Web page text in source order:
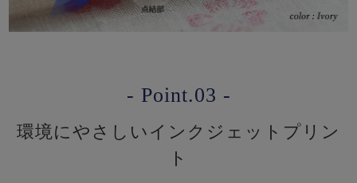
- Point.03 -
環境にやさしいインクジェットプリン
ト